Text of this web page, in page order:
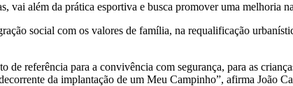
além da prática esportiva e busca promover uma melhoria
social com os valores de família, na requalificação
de referência para a convivência com segurança, para as
da implantação de um Meu Campinho”, afirma João